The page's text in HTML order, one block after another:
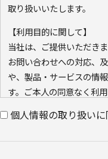
取り扱いいたします。
【利用目的に関して】
当社は、ご提供いただき
お問い合わせへの対応、
や、製品・サービスの情
す。ご本人の同意なく利
Cookie（クッキー）を紐
個人情報の取り扱い